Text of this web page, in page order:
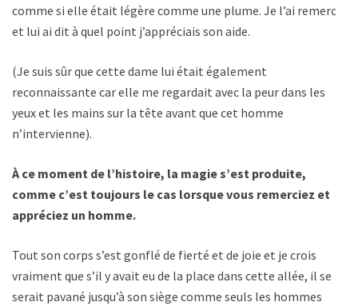
comme si elle était légère comme une plume. Je l’ai remercié
et lui ai dit à quel point j’appréciais son aide.
(Je suis sûr que cette dame lui était également
reconnaissante car elle me regardait avec la peur dans les
yeux et les mains sur la tête avant que cet homme
n’intervienne).
À ce moment de l’histoire, la magie s’est produite,
comme c’est toujours le cas lorsque vous remerciez et
appréciez un homme.
Tout son corps s’est gonflé de fierté et de joie et je crois
vraiment que s’il y avait eu de la place dans cette allée, il se
serait pavané jusqu’à son siège comme seuls les hommes